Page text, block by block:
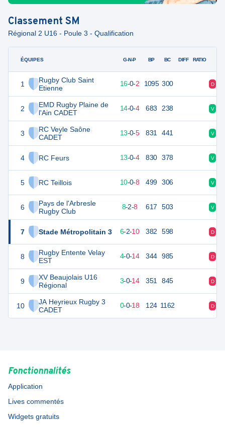
Classement SM
Régional 2 U16 - Poule 3 - Qualification
ÉQUIPES
1
Rugby Club Saint
Etienne
2
EMD Rugby Plaine de
l'Ain CADET
3
RC Veyle Saône
CADET
4 RC Feurs
5 RC Teillois
6
Pays de l'Arbresle
Rugby Club
7 Stade Métropolitain 3
8
Rugby Entente Velay
EST
9
XV Beaujolais U16
Régional
10
JA Heyrieux Rugby 3
CADET
G-N-P BP BC DIFF RATIO
78 16-0-2 1095 300 D
65 18 14-0-4 683 238 V
63 13-0-5 831 441 V
13-0-4 830 378 V
10-0-8 499 306 V
44 8-2-8 617 503 V
33 18 6-2-10 382 598 D
19 18 4-0-14 344 985 D
15 3-0-14 351 845 D
-4 18 0-0-18 124 1162 D
Fonctionnalités
Application
Lives commentés
Widgets gratuits